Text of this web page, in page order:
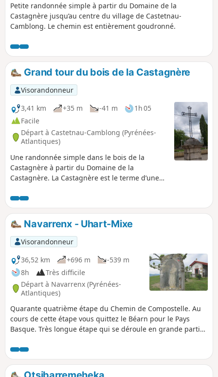
Petite randonnée simple à partir du Domaine de la
Castagnère jusqu’au centre du village de Castetnau-
Camblong. Le chemin est entièrement goudronné.
Grand tour du bois de la Castagnère
Visorandonneur
3,41 km
+35 m -41 m
1h 05
Facile
Départ à Castetnau-Camblong (Pyrénées-
Atlantiques)
Une randonnée simple dans le bois de la
Castagnère à partir du Domaine de la
Castagnère. La Castagnère est le terme d’une
conclurez que ce bois est essentiellement
composé de marronniers, de châtaigners, mais
pas que…Navarrenx - Uhart-Mixe
Visorandonneur
36,52 km
+696 m
-539 m
8h
Très difficile
Départ à Navarrenx (Pyrénées-
Atlantiques)
Quarante quatrième étape du Chemin de Compostelle. Au
cours de cette étape vous quittez le Béarn pour le Pays
Basque. Très longue étape qui se déroule en grande partie
bois. Compte tenu que vous ne traversez pas de gros
village, il est donc préférable de prévoir le ravitaillement au
départ.